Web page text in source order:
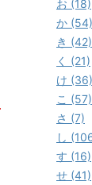
お (18)
か (54)
き (42)
く (21)
け (36)
こ (57)
さ (7)
し
す (16)
せ (41)